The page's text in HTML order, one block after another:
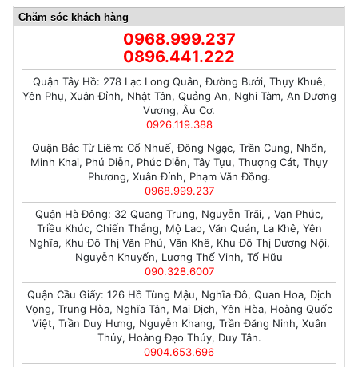
Chăm sóc khách hàng
0968.999.237
0896.441.222
Quận Tây Hồ: 278 Lạc Long Quân, Đường Bưởi, Thụy Khuê,
Yên Phụ, Xuân Đỉnh, Nhật Tân, Quảng An, Nghi Tàm, An Dương
Vương, Âu Cơ.
0926.119.388
Quận Bắc Từ Liêm: Cổ Nhuế, Đông Ngạc, Trần Cung, Nhổn,
Minh Khai, Phú Diễn, Phúc Diễn, Tây Tựu, Thượng Cát, Thụy
Phương, Xuân Đỉnh, Phạm Văn Đồng.
0968.999.237
Quận Hà Đông: 32 Quang Trung, Nguyễn Trãi, , Vạn Phúc,
Triều Khúc, Chiến Thắng, Mộ Lao, Văn Quán, La Khê, Yên
Nghĩa, Khu Đô Thị Văn Phú, Văn Khê, Khu Đô Thị Dương Nội,
Nguyễn Khuyến, Lương Thế Vinh, Tố Hữu
090.328.6007
Quận Cầu Giấy: 126 Hồ Tùng Mậu, Nghĩa Đô, Quan Hoa, Dịch
Vọng, Trung Hòa, Nghĩa Tân, Mai Dịch, Yên Hòa, Hoàng Quốc
Việt, Trần Duy Hưng, Nguyễn Khang, Trần Đăng Ninh, Xuân
Thủy, Hoàng Đạo Thúy, Duy Tân.
0904.653.696